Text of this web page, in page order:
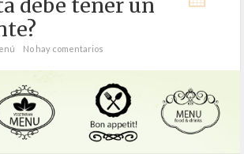
debe tener un
No hay comentarios